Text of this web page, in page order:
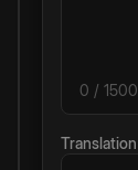
0 / 1500
Translation